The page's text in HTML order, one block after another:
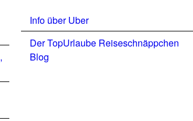
Info über Uber
Der TopUrlaube Reiseschnäppchen
Blog